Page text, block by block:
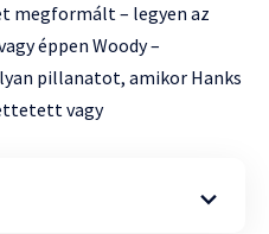
megformált – legyen az
éppen Woody –
pillanatot, amikor Hanks
vagy